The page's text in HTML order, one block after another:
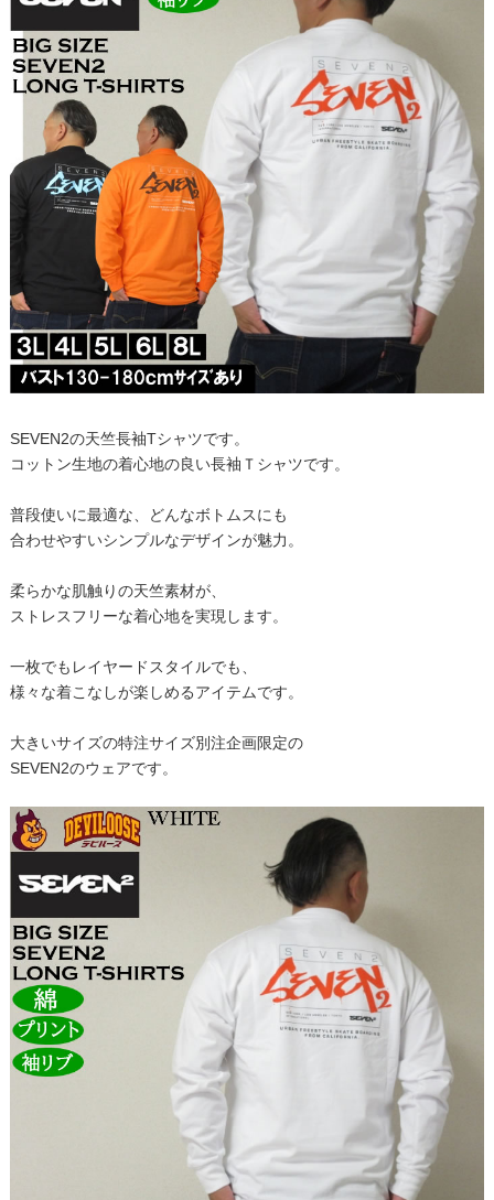
SEVEN2の天竺長袖Tシャツです。
コットン生地の着心地の良い長袖Ｔシャツです。
普段使いに最適な、どんなボトムスにも
合わせやすいシンプルなデザインが魅力。
柔らかな肌触りの天竺素材が、
ストレスフリーな着心地を実現します。
一枚でもレイヤードスタイルでも、
様々な着こなしが楽しめるアイテムです。
大きいサイズの特注サイズ別注企画限定の
SEVEN2のウェアです。